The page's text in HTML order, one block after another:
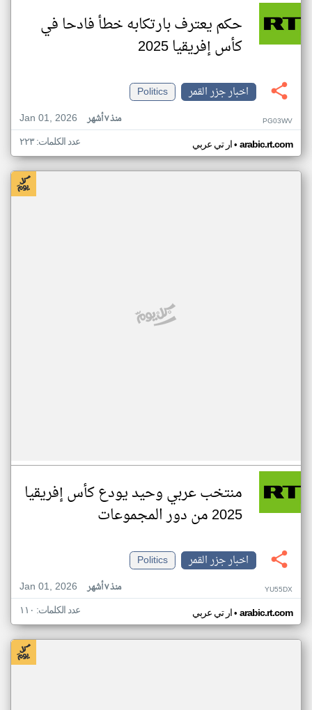
حكم يعترف بارتكابه خطأ فادحا في
كأس إفريقيا 2025
اخبار جزر القمر
Politics
Jan 01, 2026
منذ ٧ أشهر PG03WV
ار تي عربي• arabic.rt.com عدد الكلمات: ٢٢٣
منتخب عربي وحيد يودع كأس إفريقيا
2025 من دور المجموعات
اخبار جزر القمر
Politics
Jan 01, 2026
منذ ٧ أشهر YU55DX
ار تي عربي• arabic.rt.com عدد الكلمات: ١١٠